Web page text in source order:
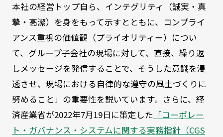
本社の経営トップ自ら、インテグリティ（誠実・真
摯・高潔）を身をもって示すとともに、コンプライ
アンス重視の価値観（プライオリティー）につい
て、グループ子会社の現場に対して、直接、繰り返
しメッセージを発信することで、そうした意識を浸
透させ、現場における自律的な遵守の風土づくりに
努めること」の重要性を説いています。さらに、経
済産業省が2022年7月19日に策定した 「コーポレー
ト・ガバナンス・システムに関する実務指針（CGS